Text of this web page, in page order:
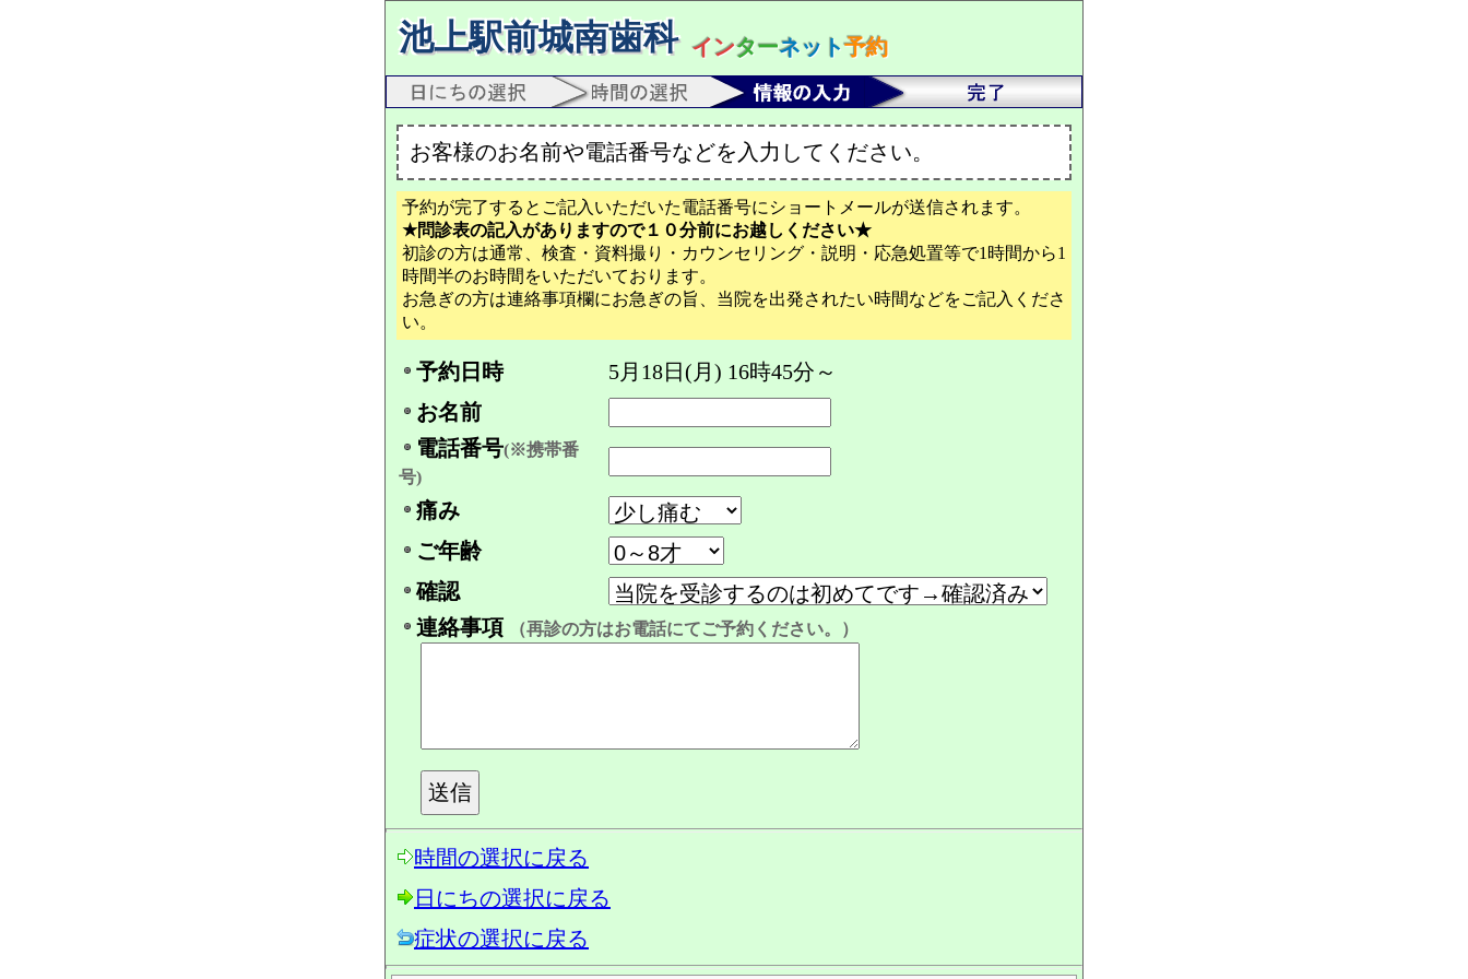
池上駅前城南歯科 インターネット予約
お客様のお名前や電話番号などを入力してください。
予約が完了するとご記入いただいた電話番号にショートメールが送信されます。
★問診表の記入がありますので１０分前にお越しください★
初診の方は通常、検査・資料撮り・カウンセリング・説明・応急処置等で1時間から1
時間半のお時間をいただいております。
お急ぎの方は連絡事項欄にお急ぎの旨、当院を出発されたい時間などをご記入くださ
い。
予約日時
5月18日(月) 16時45分～
お名前
電話番号(※携帯番
号)
痛み
ご年齢
確認
連絡事項
（再診の方はお電話にてご予約ください。）
時間の選択に戻る
日にちの選択に戻る
症状の選択に戻る